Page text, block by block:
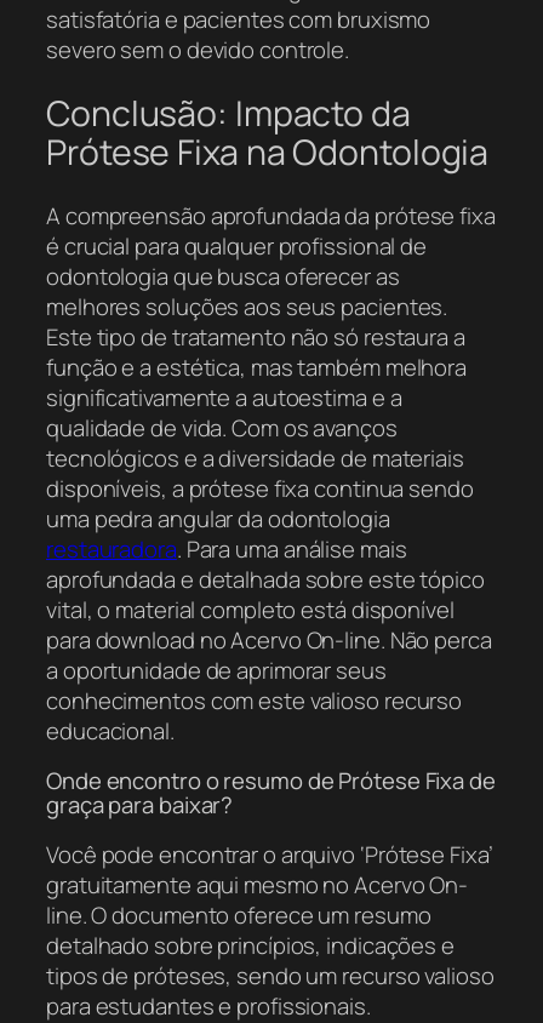
satisfatória e pacientes com bruxismo
severo sem o devido controle.
Conclusão: Impacto da
Prótese Fixa na Odontologia
A compreensão aprofundada da prótese fixa
é crucial para qualquer profissional de
odontologia que busca oferecer as
melhores soluções aos seus pacientes.
Este tipo de tratamento não só restaura a
função e a estética, mas também melhora
significativamente a autoestima e a
qualidade de vida. Com os avanços
tecnológicos e a diversidade de materiais
disponíveis, a prótese fixa continua sendo
uma pedra angular da odontologia
restauradora. Para uma análise mais
aprofundada e detalhada sobre este tópico
vital, o material completo está disponível
para download no Acervo On-line. Não perca
a oportunidade de aprimorar seus
conhecimentos com este valioso recurso
educacional.
Onde encontro o resumo de Prótese Fixa de
graça para baixar?
Você pode encontrar o arquivo ‘Prótese Fixa’
gratuitamente aqui mesmo no Acervo On-
line. O documento oferece um resumo
detalhado sobre princípios, indicações e
tipos de próteses, sendo um recurso valioso
para estudantes e profissionais.